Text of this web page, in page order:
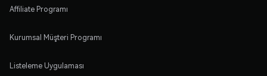
Affiliate Programı
Kurumsal Müşteri Programı
Listeleme Uygulaması